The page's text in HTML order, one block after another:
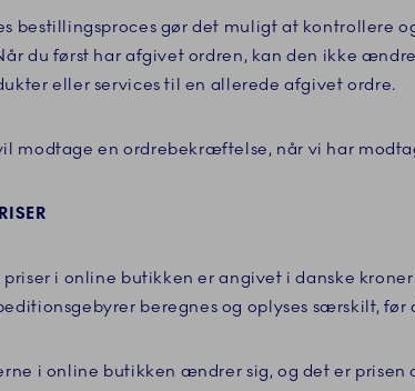
bestillingsproces gør det muligt at kontrollere
du først har afgivet ordren, kan den ikke
eller services til en allerede afgivet ordre.
modtage en ordrebekræftelse, når vi har
i online butikken er angivet i danske
beregnes og oplyses særskilt,
i online butikken ændrer sig, og det er